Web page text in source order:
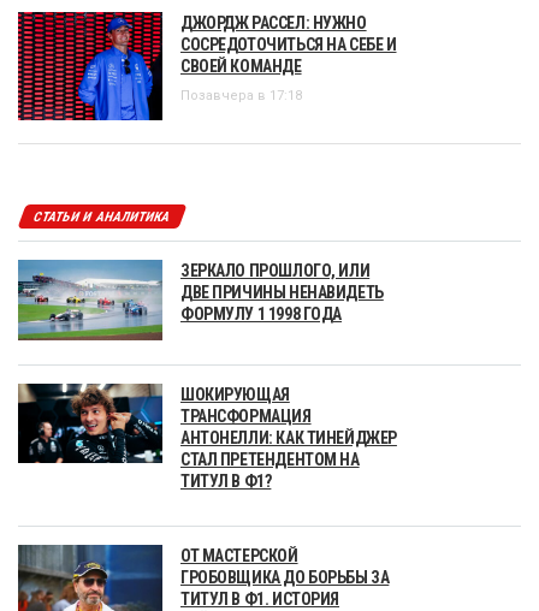
ДЖОРДЖ РАССЕЛ: НУЖНО
СОСРЕДОТОЧИТЬСЯ НА СЕБЕ И
СВОЕЙ КОМАНДЕ
Позавчера в 17:18
СТАТЬИ И АНАЛИТИКА
ЗЕРКАЛО ПРОШЛОГО, ИЛИ
ДВЕ ПРИЧИНЫ НЕНАВИДЕТЬ
ФОРМУЛУ 1 1998 ГОДА
ШОКИРУЮЩАЯ
ТРАНСФОРМАЦИЯ
АНТОНЕЛЛИ: КАК ТИНЕЙДЖЕР
СТАЛ ПРЕТЕНДЕНТОМ НА
ТИТУЛ В Ф1?
ОТ МАСТЕРСКОЙ
ГРОБОВЩИКА ДО БОРЬБЫ ЗА
ТИТУЛ В Ф1. ИСТОРИЯ